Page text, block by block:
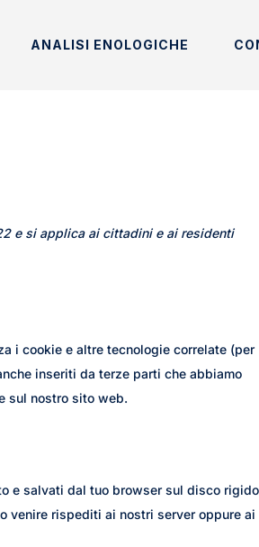
ANALISI ENOLOGICHE
e si applica ai cittadini e ai residenti
i cookie e altre tecnologie correlate (per
inseriti da terze parti che abbiamo
sul nostro sito web.
e salvati dal tuo browser sul disco
venire rispediti ai nostri server oppure ai